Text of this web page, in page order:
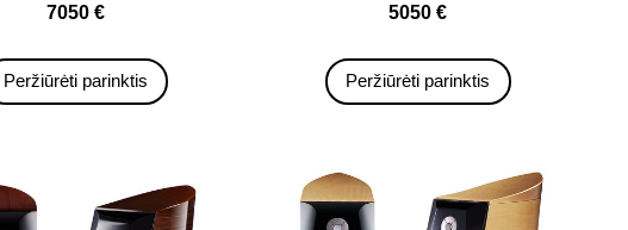
7050 €
Peržiūrėti parinktis
5050 €
Peržiūrėti parinktis